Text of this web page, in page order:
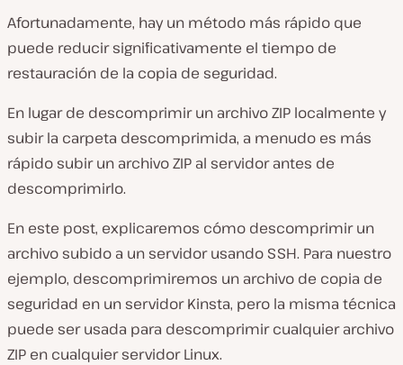
Afortunadamente, hay un método más rápido que
puede reducir significativamente el tiempo de
restauración de la copia de seguridad.
En lugar de descomprimir un archivo ZIP localmente y
subir la carpeta descomprimida, a menudo es más
rápido subir un archivo ZIP al servidor antes de
descomprimirlo.
En este post, explicaremos cómo descomprimir un
archivo subido a un servidor usando SSH. Para nuestro
ejemplo, descomprimiremos un archivo de copia de
seguridad en un servidor Kinsta, pero la misma técnica
puede ser usada para descomprimir cualquier archivo
ZIP en cualquier servidor Linux.